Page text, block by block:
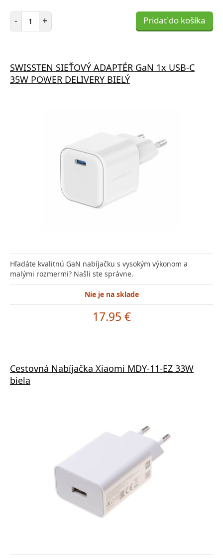
- Počet položiek
+ Pridať do košíka
SWISSTEN SIEŤOVÝ ADAPTÉR GaN 1x USB-C
35W POWER DELIVERY BIELÝ
Hľadáte kvalitnú GaN nabíjačku s vysokým výkonom a
malými rozmermi? Našli ste správne.
Nie je na sklade
17.95 €
Cestovná Nabíjačka Xiaomi MDY-11-EZ 33W
biela